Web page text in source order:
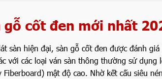
gỗ cốt đen mới nhất
sàn hiện đại, sàn gỗ cốt đen được đánh
với các loại ván sàn thông thường sử
Fiberboard) mật độ cao. Nhờ kết cấu siêu